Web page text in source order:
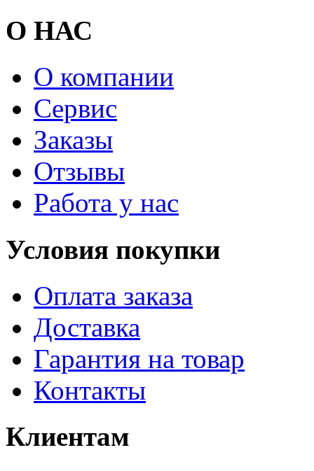
О НАС
О компании
Сервис
Заказы
Отзывы
Работа у нас
Условия покупки
Оплата заказа
Доставка
Гарантия на товар
Контакты
Клиентам